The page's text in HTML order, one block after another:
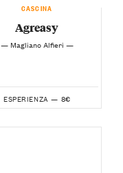
CASCINA
Agreasy
— Magliano Alfieri —
ESPERIENZA — 8€